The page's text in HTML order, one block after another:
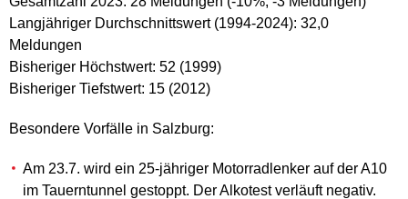
Langjähriger Durchschnittswert (1994-2024): 32,0
Meldungen
Bisheriger Höchstwert: 52 (1999)
Bisheriger Tiefstwert: 15 (2012)
Besondere Vorfälle in Salzburg:
Am 23.7. wird ein 25-jähriger Motorradlenker auf der A10
im Tauerntunnel gestoppt. Der Alkotest verläuft negativ.